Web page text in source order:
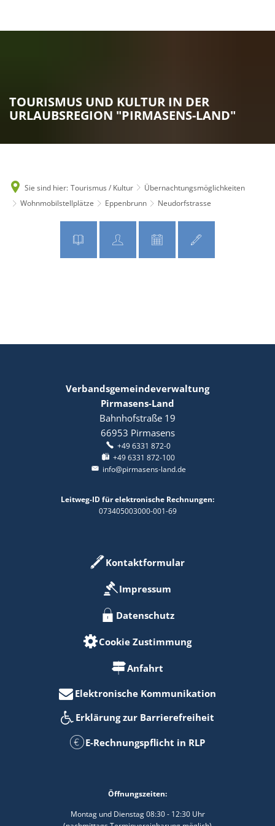
TOURISMUS UND KULTUR IN DER
URLAUBSREGION "PIRMASENS-LAND"
Sie sind hier: Tourismus / Kultur
Übernachtungsmöglichkeiten
Wohnmobilstellplätze
Eppenbrunn Neudorfstrasse
Verbandsgemeindeverwaltung
Pirmasens-Land
Bahnhofstraße 19
66953 Pirmasens
+49 6331 872-0
+49 6331 872-100
info@pirmasens-land.de
Leitweg-ID für elektronische Rechnungen:
073405003000-001-69
Kontaktformular
Impressum
Datenschutz
Cookie Zustimmung
Anfahrt
Elektronische Kommunikation
Erklärung zur Barrierefreiheit
E-Rechnungspflicht in RLP
Öffnungszeiten:
Montag und Dienstag 08:30 - 12:30 Uhr